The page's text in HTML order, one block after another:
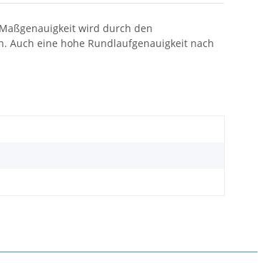
wird durch den
Auch eine hohe Rundlaufgenauigkeit nach